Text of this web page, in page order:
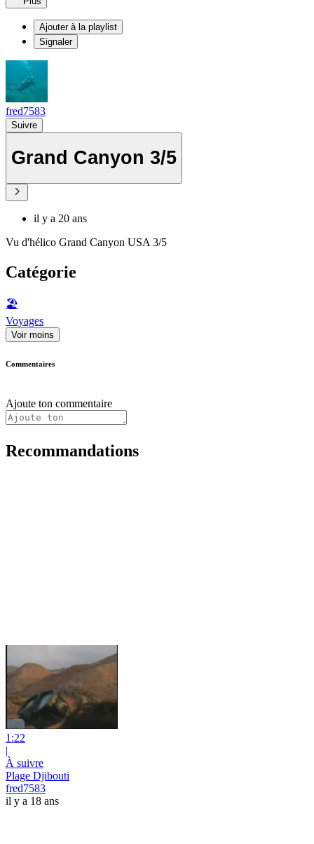
Ajouter à la playlist
Signaler
fred7583
Suivre
Grand Canyon 3/5
il y a 20 ans
Vu d'hélico Grand Canyon USA 3/5
Catégorie
🏖
Voyages
Voir moins
Commentaires
Ajoute ton commentaire
Recommandations
1:22
|
À suivre
Plage Djibouti
fred7583
il y a 18 ans